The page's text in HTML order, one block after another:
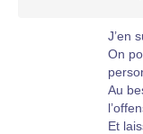
J’en
On
Au
Et